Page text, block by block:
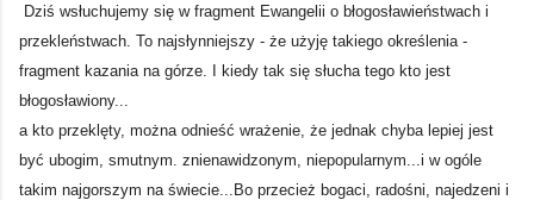
Dziś wsłuchujemy się w fragment Ewangelii o błogosławieństwach i
przekleństwach. To najsłynniejszy - że użyję takiego określenia -
fragment kazania na górze. I kiedy tak się słucha tego kto jest
błogosławiony...
a kto przeklęty, można odnieść wrażenie, że jednak chyba lepiej jest
być ubogim, smutnym. znienawidzonym, niepopularnym...i w ogóle
takim najgorszym na świecie...Bo przecież bogaci, radośni, najedzeni i